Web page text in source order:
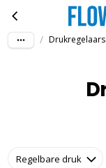
Ga naar
/ Drukregelaars
Regelbare druk